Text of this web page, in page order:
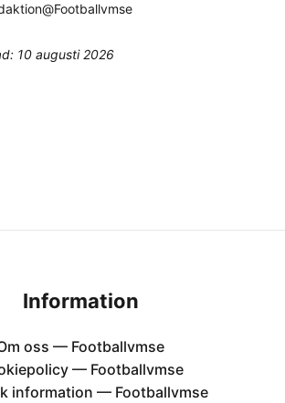
10 augusti 2026
Information
oss — Footballvmse
— Footballvmse
information — Footballvmse